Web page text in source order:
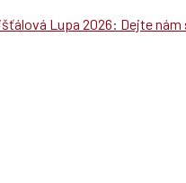
Lupa 2026: Dejte